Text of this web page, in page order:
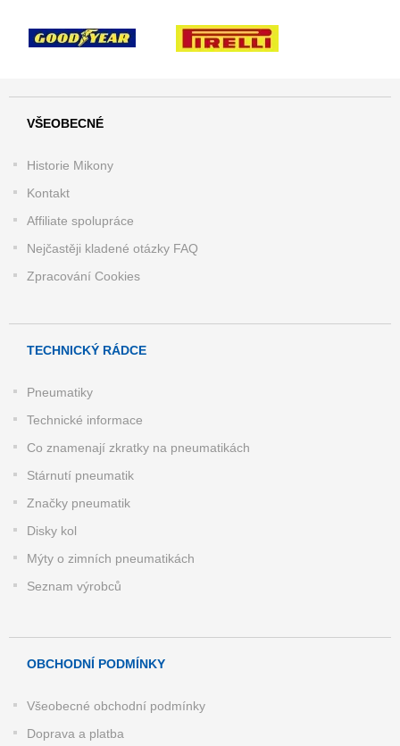
VŠEOBECNÉ
Historie Mikony
Kontakt
Affiliate spolupráce
Nejčastěji kladené otázky FAQ
Zpracování Cookies
TECHNICKÝ RÁDCE
Pneumatiky
Technické informace
Co znamenají zkratky na pneumatikách
Stárnutí pneumatik
Značky pneumatik
Disky kol
Mýty o zimních pneumatikách
Seznam výrobců
OBCHODNÍ PODMÍNKY
Všeobecné obchodní podmínky
Doprava a platba